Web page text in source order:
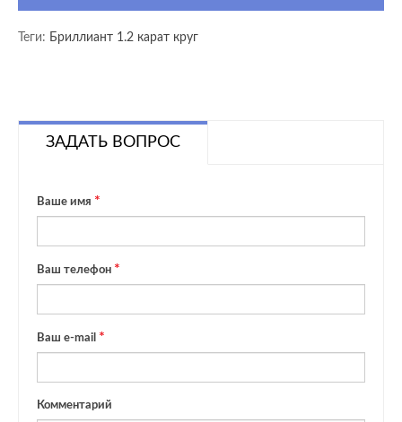
Теги: Бриллиант 1.2 карат круг
ЗАДАТЬ ВОПРОС
Ваше имя
Ваш телефон
Ваш e-mail
Комментарий